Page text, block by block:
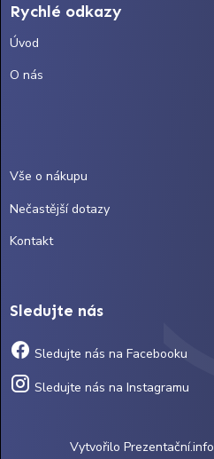
Rychlé odkazy
Úvod
O nás
Vše o nákupu
Nečastější dotazy
Kontakt
Sledujte nás
Sledujte nás na Facebooku
Sledujte nás na Instagramu
Vytvořilo Prezentační.info